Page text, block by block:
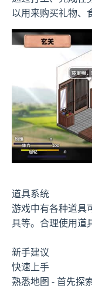
以用来购买礼物、
道具系统
游戏中有各种道具
具等。合理使用道
新手建议
快速上手
熟悉地图 - 首先探